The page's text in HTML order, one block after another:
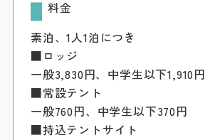
料金
素泊、1人1泊につき
■ロッジ
一般3,830円、中学生以下1,910円
■常設テント
一般760円、中学生以下370円
■持込テントサイト